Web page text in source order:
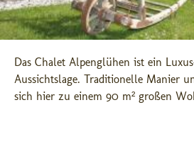
Das Chalet Alpenglühen ist ein
Aussichtslage. Traditionelle Manier
sich hier zu einem 90 m² großen